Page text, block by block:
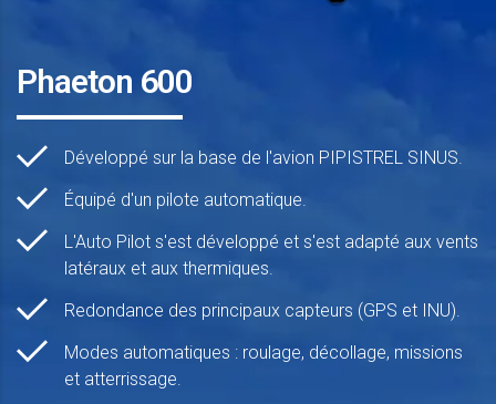
Phaeton 600
Développé sur la base de l'avion PIPISTREL SINUS.
Équipé d'un pilote automatique.
L'Auto Pilot s'est développé et s'est adapté aux vents
latéraux et aux thermiques.
Redondance des principaux capteurs (GPS et INU).
Modes automatiques : roulage, décollage, missions
et atterrissage.